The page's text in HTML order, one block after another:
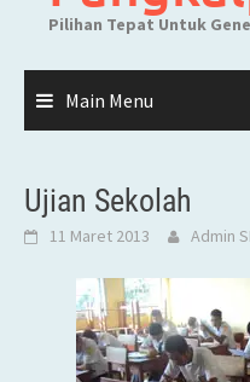
Pilihan Tepat Untuk
Main Menu
Ujian Sekolah
11 Maret 2013 Admin